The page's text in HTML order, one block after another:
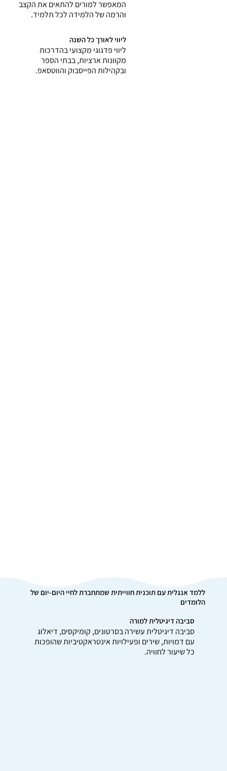
ללמד אנגלית עם תוכנית חווייתית שמתחברת לחיי היום-יום של
הלומדים
סביבה דיגיטלית למורה
סביבה דיגיטלית עשירה בסרטונים, קומיקסים, דיאלוג
עם דמויות, שירים ופעילויות אינטראקטיביות שהופכות
כל שיעור לחוויה.
המאפשר למורים להתאים את הקצב
והרמה של הלמידה לכל תלמיד.
ליווי לאורך כל השנה
ליווי פדגוגי מקצועי בהדרכות
מקוונות ארציות, בבתי הספר
ובקהילות הפייסבוק והווטסאפ.